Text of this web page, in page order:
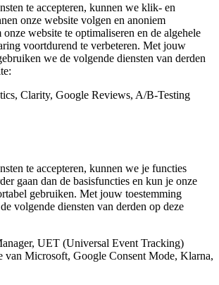
te accepteren, kunnen we klik- en
onze website volgen en anoniem
onze website te optimaliseren en de algehele
voortdurend te verbeteren. Met jouw
we de volgende diensten van derden
Clarity, Google Reviews, A/B-Testing
te accepteren, kunnen we je functies
gaan dan de basisfuncties en kun je onze
gebruiken. Met jouw toestemming
volgende diensten van derden op deze
UET (Universal Event Tracking)
van Microsoft, Google Consent Mode, Klarna,